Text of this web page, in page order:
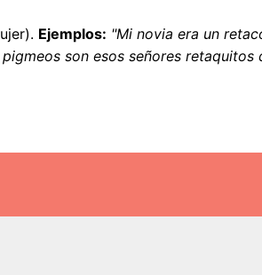
Ejemplos: "Mi novia era un
pigmeos son esos señores retaquitos